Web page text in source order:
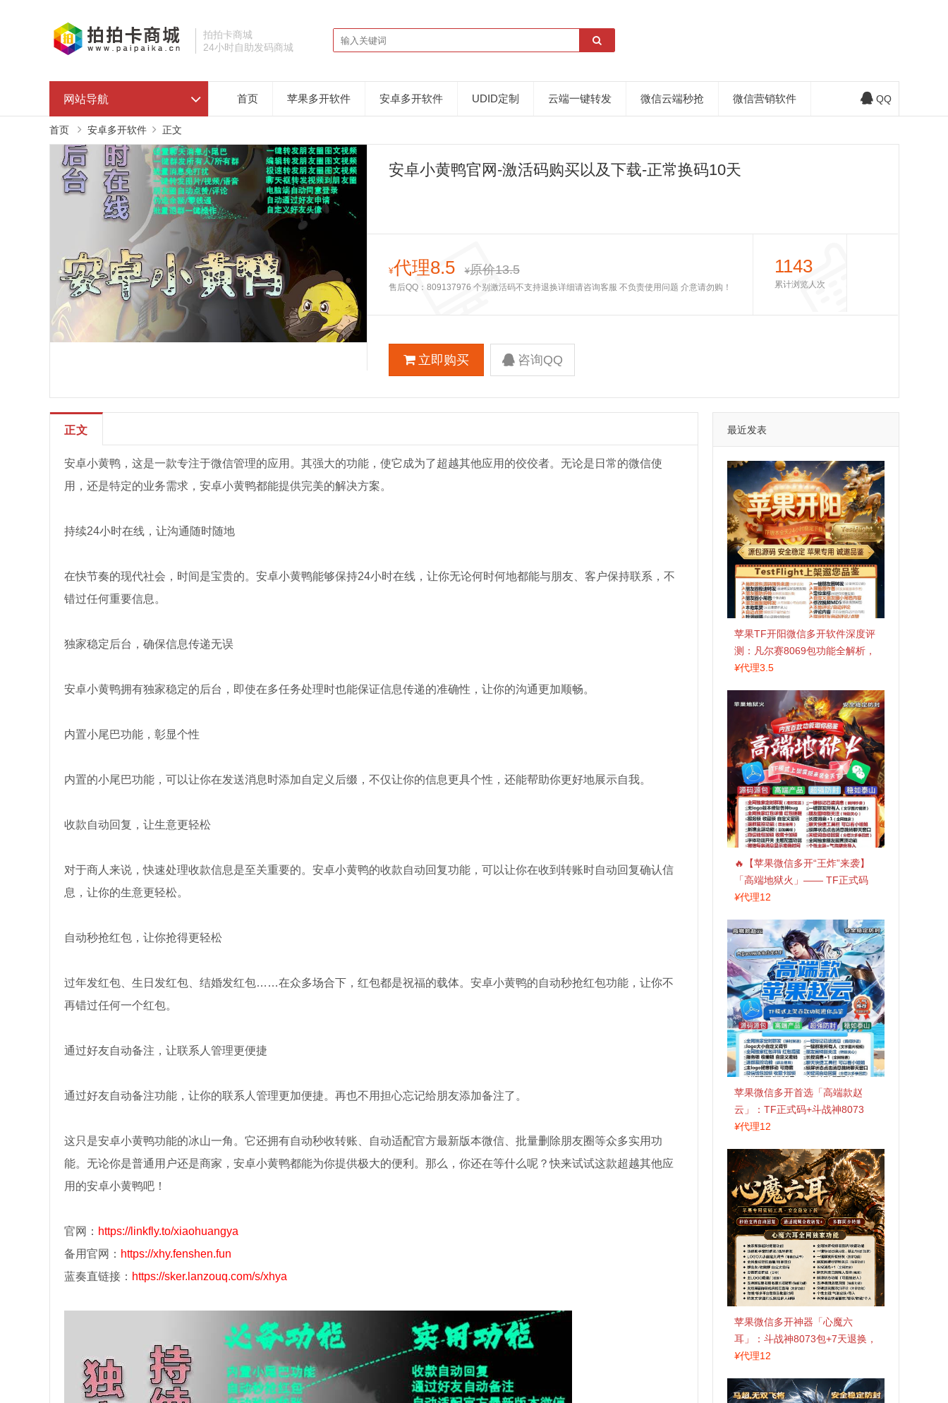
拍拍卡商城
24小时自助发码商城
网站导航 首页 苹果多开软件 安卓多开软件 UDID定制 云端一键转发 微信云端秒抢 微信营销软件 QQ
首页 安卓多开软件 正文
安卓小黄鸭官网-激活码购买以及下载-正常换码10天
¥代理8.5 ¥原价13.5
售后QQ：809137976 个别激活码不支持退换详细请咨询客服 不负责使用问题 介意请勿购！
1143
累计浏览人次
立即购买 咨询QQ
正文
安卓小黄鸭，这是一款专注于微信管理的应用。其强大的功能，使它成为了超越其他应用的佼佼者。无论是日常的微信使
用，还是特定的业务需求，安卓小黄鸭都能提供完美的解决方案。
持续24小时在线，让沟通随时随地
在快节奏的现代社会，时间是宝贵的。安卓小黄鸭能够保持24小时在线，让你无论何时何地都能与朋友、客户保持联系，不
错过任何重要信息。
独家稳定后台，确保信息传递无误
安卓小黄鸭拥有独家稳定的后台，即使在多任务处理时也能保证信息传递的准确性，让你的沟通更加顺畅。
内置小尾巴功能，彰显个性
内置的小尾巴功能，可以让你在发送消息时添加自定义后缀，不仅让你的信息更具个性，还能帮助你更好地展示自我。
收款自动回复，让生意更轻松
对于商人来说，快速处理收款信息是至关重要的。安卓小黄鸭的收款自动回复功能，可以让你在收到转账时自动回复确认信
息，让你的生意更轻松。
自动秒抢红包，让你抢得更轻松
过年发红包、生日发红包、结婚发红包……在众多场合下，红包都是祝福的载体。安卓小黄鸭的自动秒抢红包功能，让你不
再错过任何一个红包。
通过好友自动备注，让联系人管理更便捷
通过好友自动备注功能，让你的联系人管理更加便捷。再也不用担心忘记给朋友添加备注了。
这只是安卓小黄鸭功能的冰山一角。它还拥有自动秒收转账、自动适配官方最新版本微信、批量删除朋友圈等众多实用功
能。无论你是普通用户还是商家，安卓小黄鸭都能为你提供极大的便利。那么，你还在等什么呢？快来试试这款超越其他应
用的安卓小黄鸭吧！
官网： https://linkfly.to/xiaohuangya
备用官网： https://xhy.fenshen.fun
蓝奏直链接： https://sker.lanzouq.com/s/xhya
最近发表
苹果TF开阳微信多开软件深度评
测：凡尔赛8069包功能全解析，
TestFlight稳定版上架，激活认准
¥代理3.5
🔥【苹果微信多开“王炸”来袭】
「高端地狱火」—— TF正式码
+斗战神8073包，7天退换，安全
¥代理12
苹果微信多开首选「高端款赵
云」：TF正式码+斗战神8073
包，7天退换认准拍拍卡激活码
¥代理12
苹果微信多开神器「心魔六
耳」：斗战神8073包+7天退换，
认准拍拍卡激活码商城
¥代理12